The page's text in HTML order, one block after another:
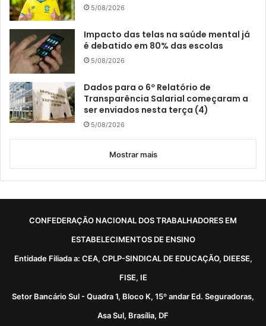
5/08/2026
Impacto das telas na saúde mental já
é debatido em 80% das escolas
5/08/2026
Dados para o 6º Relatório de
Transparência Salarial começaram a
ser enviados nesta terça (4)
5/08/2026
Mostrar mais
CONFEDERAÇÃO NACIONAL DOS TRABALHADORES EM
ESTABELECIMENTOS DE ENSINO
Entidade Filiada a: CEA, CPLP-SINDICAL DE EDUCAÇÃO, DIEESE,
FISE, IE
Setor Bancário Sul - Quadra 1, Bloco K, 15º andar Ed. Seguradoras,
Asa Sul, Brasília, DF